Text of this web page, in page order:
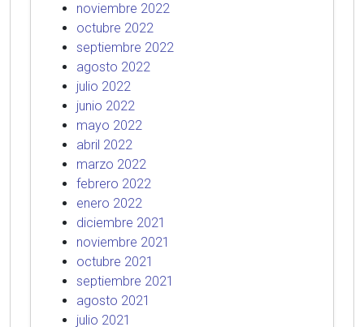
noviembre 2022
octubre 2022
septiembre 2022
agosto 2022
julio 2022
junio 2022
mayo 2022
abril 2022
marzo 2022
febrero 2022
enero 2022
diciembre 2021
noviembre 2021
octubre 2021
septiembre 2021
agosto 2021
julio 2021